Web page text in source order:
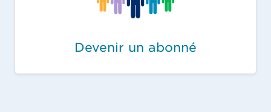
Devenir un abonné